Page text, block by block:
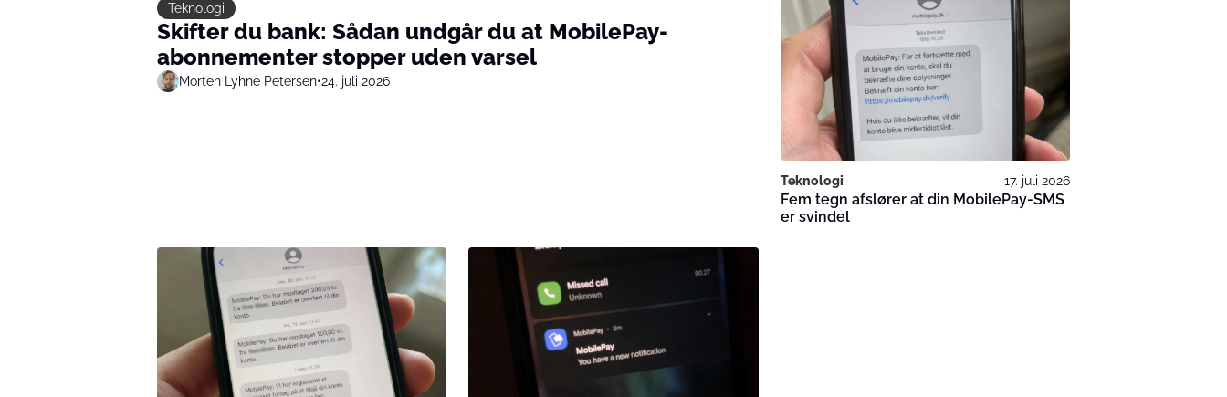
Teknologi
Skifter du bank: Sådan undgår du at MobilePay-
abonnementer stopper uden varsel
Morten Lyhne Petersen•24. juli 2026
Teknologi 17. juli 2026
Fem tegn afslører at din MobilePay-SMS
er svindel